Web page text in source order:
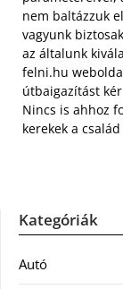
nem baltázzuk
vagyunk
az általunk
felni.hu
útbaigazítást
Nincs is ahhoz
kerekek a
Kategóriák
Autó